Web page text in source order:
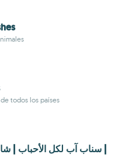
todos los países
سناب آب لكل الأحباب |